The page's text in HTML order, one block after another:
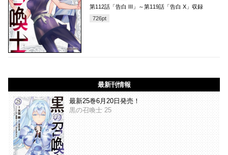
第112話「告白 III」～第119話「告白 X」収録
726pt
最新刊情報
最新25巻6月20日発売！
黒の召喚士 25